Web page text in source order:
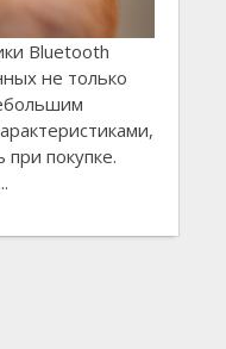
Bluetooth
не только
покупке.